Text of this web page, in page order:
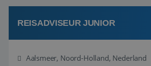
werken: of het nu gaat om vragen ...
REISADVISEUR JUNIOR
Aalsmeer, Noord-Holland, Nederland